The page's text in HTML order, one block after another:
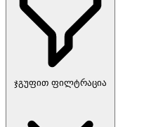
ჯგუფით ფილტრაცია